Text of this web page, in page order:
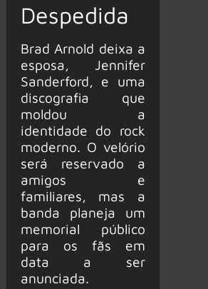
Despedida
Brad Arnold deixa a
esposa, Jennifer
Sanderford, e uma
discografia que
moldou a
identidade do rock
moderno. O velório
será reservado a
amigos e
familiares, mas a
banda planeja um
memorial público
para os fãs em
data a ser
anunciada.